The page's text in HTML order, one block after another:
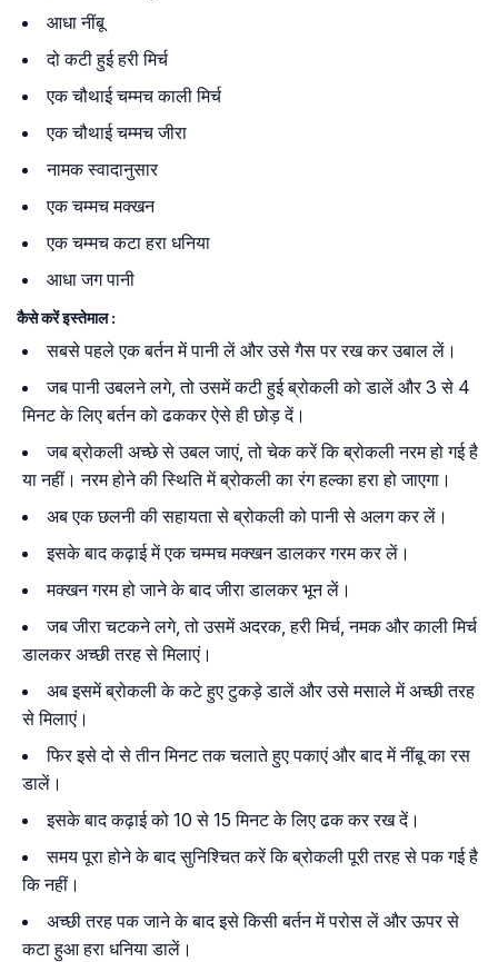
आधा नींबू
दो कटी हुई हरी मिर्च
एक चौथाई चम्मच काली मिर्च
एक चौथाई चम्मच जीरा
नामक स्वादानुसार
एक चम्मच मक्खन
एक चम्मच कटा हरा धनिया
आधा जग पानी
कैसे करें इस्तेमाल :
सबसे पहले एक बर्तन में पानी लें और उसे गैस पर रख कर उबाल लें।
जब पानी उबलने लगे, तो उसमें कटी हुई ब्रोकली को डालें और 3 से 4
मिनट के लिए बर्तन को ढककर ऐसे ही छोड़ दें।
जब ब्रोकली अच्छे से उबल जाएं, तो चेक करें कि ब्रोकली नरम हो गई है
या नहीं। नरम होने की स्थिति में ब्रोकली का रंग हल्का हरा हो जाएगा।
अब एक छलनी की सहायता से ब्रोकली को पानी से अलग कर लें।
इसके बाद कढ़ाई में एक चम्मच मक्खन डालकर गरम कर लें।
मक्खन गरम हो जाने के बाद जीरा डालकर भून लें।
जब जीरा चटकने लगे, तो उसमें अदरक, हरी मिर्च, नमक और काली मिर्च
डालकर अच्छी तरह से मिलाएं।
अब इसमें ब्रोकली के कटे हुए टुकड़े डालें और उसे मसाले में अच्छी तरह
से मिलाएं।
फिर इसे दो से तीन मिनट तक चलाते हुए पकाएं और बाद में नींबू का रस
डालें।
इसके बाद कढ़ाई को 10 से 15 मिनट के लिए ढक कर रख दें।
समय पूरा होने के बाद सुनिश्चित करें कि ब्रोकली पूरी तरह से पक गई है
कि नहीं।
अच्छी तरह पक जाने के बाद इसे किसी बर्तन में परोस लें और ऊपर से
कटा हुआ हरा धनिया डालें।